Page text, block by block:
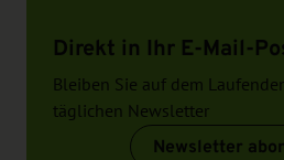
Direkt in Ihr E-Mail-
Bleiben Sie auf dem
täglichen Newsletter
Newsletter